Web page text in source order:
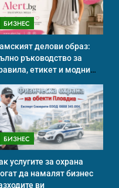
дизайн
оръжия, от
БИЗНЕС
делови образ:
ръководство за
етикет и модни
БИЗНЕС
услугите за охрана
да намалят бизнес
ви